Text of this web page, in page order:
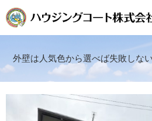
外壁は人気色から選べば失敗しな